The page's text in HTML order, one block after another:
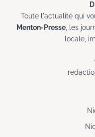
Toute l'actualité qui
Menton-Presse, les
locale,